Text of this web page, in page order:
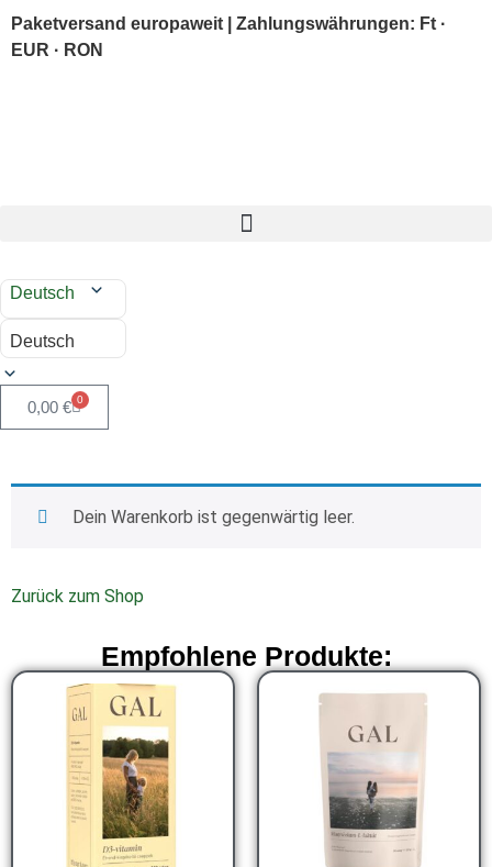
Paketversand europaweit | Zahlungswährungen: Ft ·
EUR · RON
Deutsch
Deutsch
0,00 € 0
Dein Warenkorb ist gegenwärtig leer.
Zurück zum Shop
Empfohlene Produkte: